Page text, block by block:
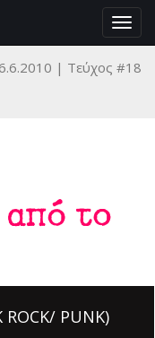
Τεύχος #18
το
ROCK/ PUNK)